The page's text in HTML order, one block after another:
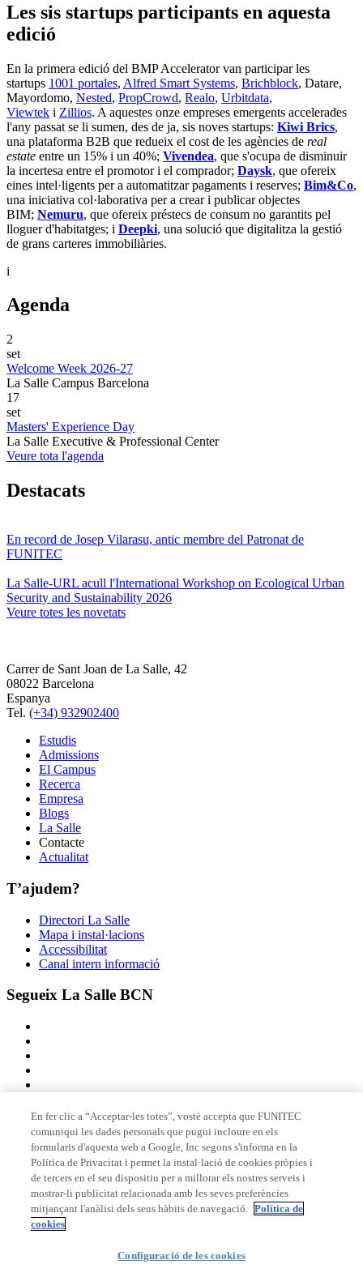
Les sis startups participants en aquesta
edició
En la primera edició del BMP Accelerator van participar les
startups 1001 portales, Alfred Smart Systems, Brichblock, Datare,
Mayordomo, Nested, PropCrowd, Realo, Urbitdata,
Viewtek i Zillios. A aquestes onze empreses emergents accelerades
l'any passat se li sumen, des de ja, sis noves startups: Kiwi Brics,
una plataforma B2B que redueix el cost de les agències de real
estate entre un 15% i un 40%; Vivendea, que s'ocupa de disminuir
la incertesa entre el promotor i el comprador; Daysk, que ofereix
eines intel·ligents per a automatitzar pagaments i reserves; Bim&Co,
una iniciativa col·laborativa per a crear i publicar objectes
BIM; Nemuru, que ofereix préstecs de consum no garantits pel
lloguer d'habitatges; i Deepki, una solució que digitalitza la gestió
de grans carteres immobiliàries.
i
Agenda
2
set
Welcome Week 2026-27
La Salle Campus Barcelona
17
set
Masters' Experience Day
La Salle Executive & Professional Center
Veure tota l'agenda
Destacats
En record de Josep Vilarasu, antic membre del Patronat de
FUNITEC
La Salle-URL acull l'International Workshop on Ecological Urban
Security and Sustainability 2026
Veure totes les novetats
Carrer de Sant Joan de La Salle, 42
08022 Barcelona
Espanya
Tel. (+34) 932902400
Estudis
Admissions
El Campus
Recerca
Empresa
Blogs
La Salle
Contacte
Actualitat
T’ajudem?
Directori La Salle
Mapa i instal·lacions
Accessibilitat
Canal intern informació
Segueix La Salle BCN
Membre de
Acreditacions
© 2026 La Salle Campus Barcelona - URL |Avís legal
En fer clic a “Acceptar-les totes”, vostè accepta que FUNITEC
comuniqui les dades personals que pugui incloure en els
formularis d'aquesta web a Google, Inc segons s'informa en la
Política de Privacitat i permet la instal·lació de cookies pròpies i
de tercers en el seu dispositiu per a millorar els nostres serveis i
mostrar-li publicitat relacionada amb les seves preferències
mitjançant l'anàlisi dels seus hàbits de navegació. Política de
cookies
Configuració de les cookies